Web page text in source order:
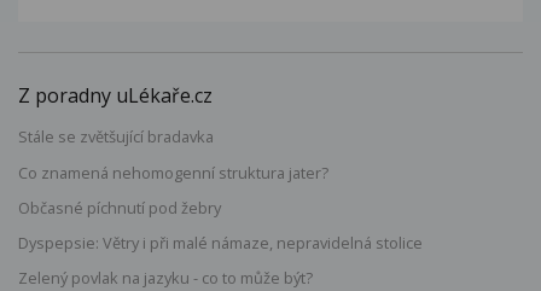
Z poradny uLékaře.cz
Stále se zvětšující bradavka
Co znamená nehomogenní struktura jater?
Občasné píchnutí pod žebry
Dyspepsie: Větry i při malé námaze, nepravidelná stolice
Zelený povlak na jazyku - co to může být?